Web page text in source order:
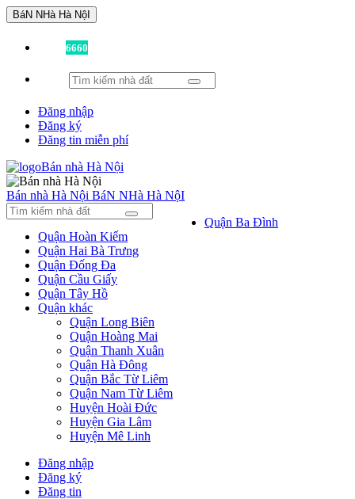
BáN NHà Hà NộI
6660
Đăng nhập
Đăng ký
Đăng tin miễn phí
Bán nhà Hà Nội BáN NHà Hà NộI
Quận Ba Đình
Quận Hoàn Kiếm
Quận Hai Bà Trưng
Quận Đống Đa
Quận Cầu Giấy
Quận Tây Hồ
Quận khác
Quận Long Biên
Quận Hoàng Mai
Quận Thanh Xuân
Quận Hà Đông
Quận Bắc Từ Liêm
Quận Nam Từ Liêm
Huyện Hoài Đức
Huyện Gia Lâm
Huyện Mê Linh
Đăng nhập
Đăng ký
Đăng tin